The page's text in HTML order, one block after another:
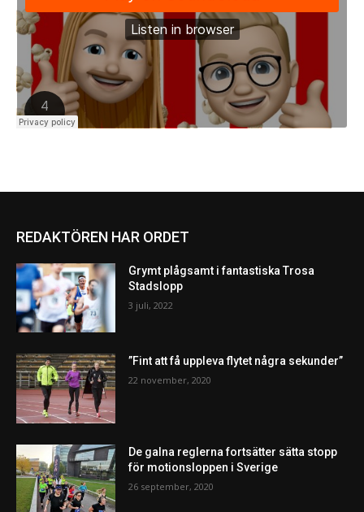
REDAKTÖREN HAR ORDET
Grymt plågsamt i fantastiska Trosa
Stadslopp
3 juli, 2022
”Fint att få uppleva flytet några sekunder”
22 november, 2020
De galna reglerna fortsätter sätta stopp
för motionsloppen i Sverige
26 september, 2020